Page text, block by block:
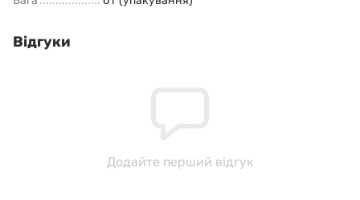
Відгуки
Додайте перший відгук